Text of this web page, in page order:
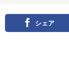
シェア